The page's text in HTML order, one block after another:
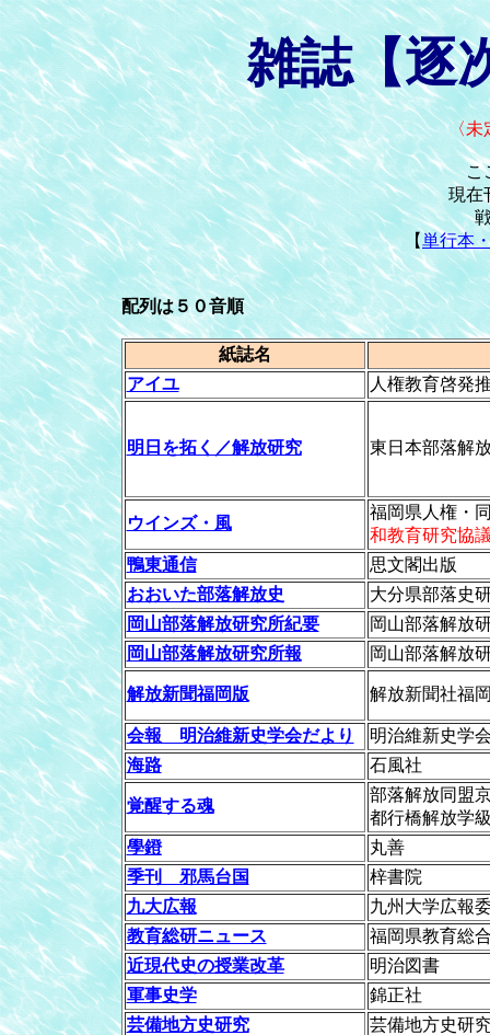
雑誌【逐
〈
こ
現在
【単行本
配列は５０音順
紙誌名
アイユ
人権教育啓発
明日を拓く／解放研究 東日本部落解
ウインズ・風
福岡県人権・
和教育研究協
鴨東通信
思文閣出版
おおいた部落解放史
大分県部落史
岡山部落解放研究所紀要
岡山部落解放
岡山部落解放研究所報
岡山部落解放
解放新聞福岡版 解放新聞社福
会報 明治維新史学会だより
明治維新史学
海路
石風社
覚醒する魂
部落解放同盟
都行橋解放学
學鐙
丸善
季刊 邪馬台国
梓書院
九大広報
九州大学広報
教育総研ニュース
福岡県教育総
近現代史の授業改革
明治図書
軍事史学
錦正社
芸備地方史研究
芸備地方史研